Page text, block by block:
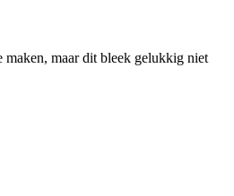
maken, maar dit bleek gelukkig niet